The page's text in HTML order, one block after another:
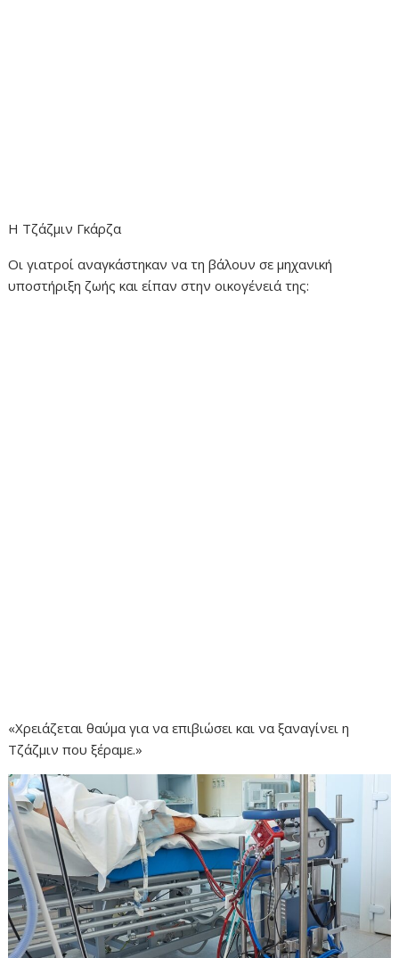
H Τζάζμιν Γκάρζα
Οι γιατροί αναγκάστηκαν να τη βάλουν σε μηχανική
υποστήριξη ζωής και είπαν στην οικογένειά της:
«Χρειάζεται θαύμα για να επιβιώσει και να ξαναγίνει η
Τζάζμιν που ξέραμε.»